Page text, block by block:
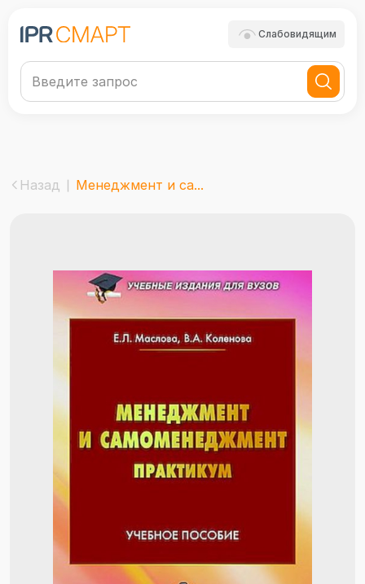
Слабовидящим
Назад Менеджмент и са...